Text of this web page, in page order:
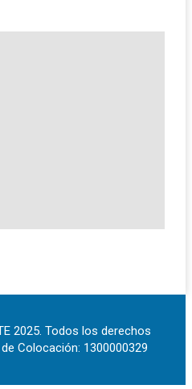
2025. Todos los derechos
Colocación: 1300000329